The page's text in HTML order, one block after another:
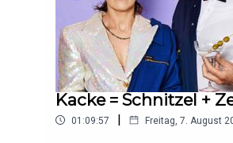
Kacke = Schnitzel +
01:09:57 | Freitag, 7. August